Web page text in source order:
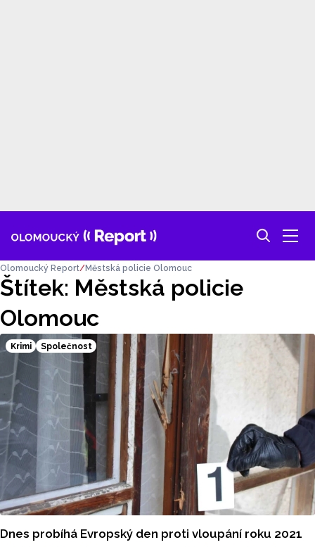
Štítek: Městská policie
Olomouc
Olomoucký Report Městská policie Olomouc
Krimi Společnost
Dnes probíhá Evropský den proti vloupání roku 2021